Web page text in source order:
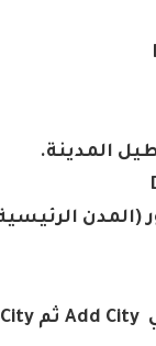
المدينة.
(المدن
City ثم